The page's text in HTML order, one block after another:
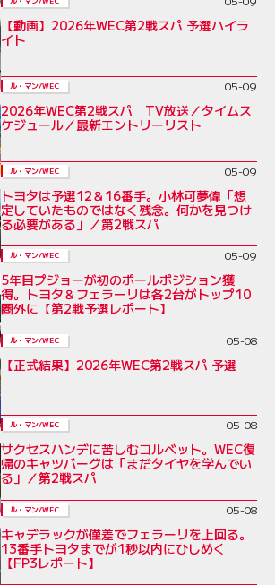
【動画】2026年WEC第2戦スパ 予選ハイラ
イト
ル・マン/WEC 05-09
2026年WEC第2戦スパ TV放送／タイムス
ケジュール／最新エントリーリスト
ル・マン/WEC 05-09
トヨタは予選12＆16番手。小林可夢偉「想
定していたものではなく残念。何かを見つけ
る必要がある」／第2戦スパ
ル・マン/WEC 05-09
5年目プジョーが初のポールポジション獲
得。トヨタ＆フェラーリは各2台がトップ10
圏外に【第2戦予選レポート】
ル・マン/WEC 05-08
【正式結果】2026年WEC第2戦スパ 予選
ル・マン/WEC 05-08
サクセスハンデに苦しむコルベット。WEC復
帰のキャツバーグは「まだタイヤを学んでい
る」／第2戦スパ
ル・マン/WEC 05-08
キャデラックが僅差でフェラーリを上回る。
13番手トヨタまでが1秒以内にひしめく
【FP3レポート】